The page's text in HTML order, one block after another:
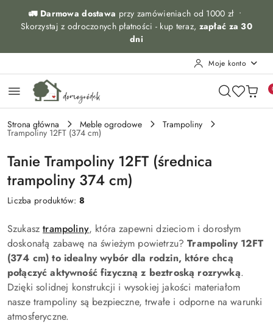
Przejdź do treści głównej
Przejdź do wyszukiwarki
Przejdź do moje konto
Przejdź do menu głównego
Przejdź do stopki
🚛 Darmowa dostawa przy zamówieniach od 1000 zł •
Skorzystaj z odroczonych płatności - kup teraz, zapłać za 30
dni
Moje konto
Strona główna Meble ogrodowe Trampoliny
Trampoliny 12FT (374 cm)
Tanie Trampoliny 12FT (średnica
trampoliny 374 cm)
Liczba produktów:8
Szukasztrampoliny, która zapewni dzieciom i dorosłym
doskonałą zabawę na świeżym powietrzu?Trampoliny 12FT
(374 cm) to idealny wybór dla rodzin, które chcą
połączyć aktywność fizyczną z beztroską rozrywką.
Dzięki solidnej konstrukcji i wysokiej jakości materiałom
nasze trampoliny są bezpieczne, trwałe i odporne na warunki
atmosferyczne.